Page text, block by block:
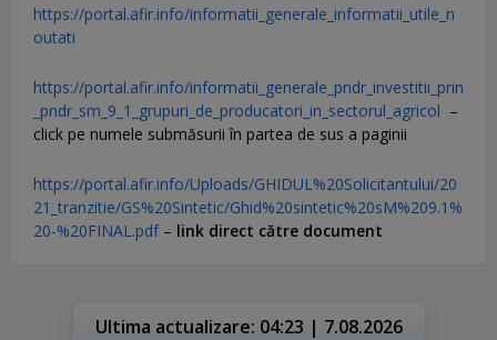
https://portal.afir.info/informatii_generale_informatii_utile_n
outati
https://portal.afir.info/informatii_generale_pndr_investitii_prin
_pndr_sm_9_1_grupuri_de_producatori_in_sectorul_agricol –
click pe numele submăsurii în partea de sus a paginii
https://portal.afir.info/Uploads/GHIDUL%20Solicitantului/20
21_tranzitie/GS%20Sintetic/Ghid%20sintetic%20sM%209.1%
20-%20FINAL.pdf– link direct către document
Ultima actualizare: 04:23 | 7.08.2026